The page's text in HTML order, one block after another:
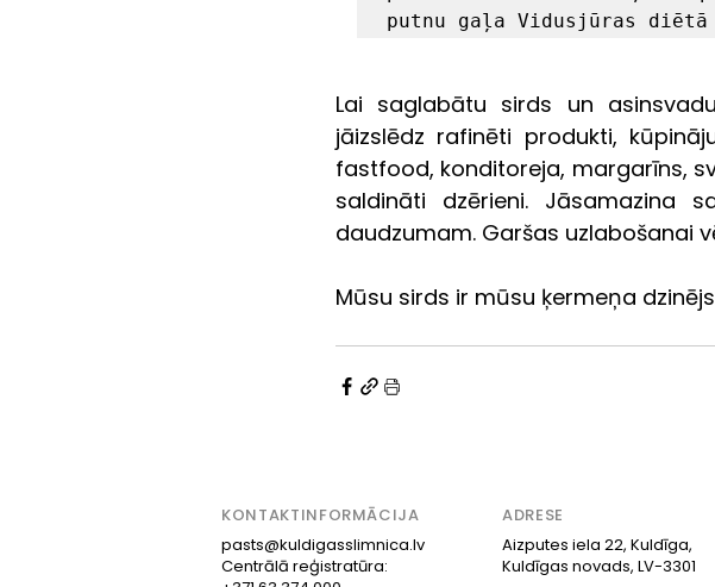
putnu gaļa Vidusjūras
Lai saglabātu sirds un
jāizslēdz rafinēti produkti,
fastfood, konditoreja, margarīns,
saldināti dzērieni. Jāsamazina
daudzumam. Garšas uzlabošanai
Mūsu sirds ir mūsu ķermeņa
KONTAKTINFORMĀCIJA
pasts@kuldigasslimnica.lv
Centrālā reģistratūra:
ADRESE
Aizputes iela 22, Kuldīga,
Kuldīgas novads, LV-3301